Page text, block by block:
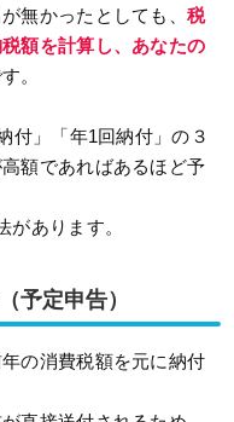
無かったとしても、税
額を計算し、あなたの
。
付」「年1回納付」の３
額であればあるほど予
あります。
予定申告）
の消費税額を元に納付